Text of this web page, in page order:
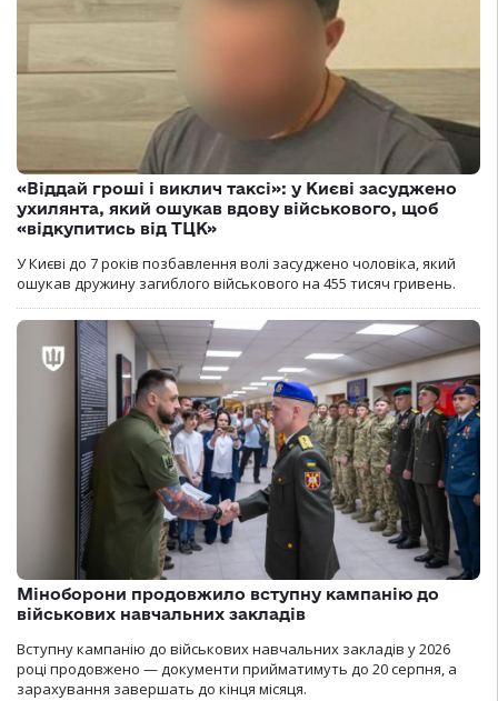
«Віддай гроші і виклич таксі»: у Києві засуджено
ухилянта, який ошукав вдову військового, щоб
«відкупитись від ТЦК»
У Києві до 7 років позбавлення волі засуджено чоловіка, який
ошукав дружину загиблого військового на 455 тисяч гривень.
Міноборони продовжило вступну кампанію до
військових навчальних закладів
Вступну кампанію до військових навчальних закладів у 2026
році продовжено — документи прийматимуть до 20 серпня, а
зарахування завершать до кінця місяця.